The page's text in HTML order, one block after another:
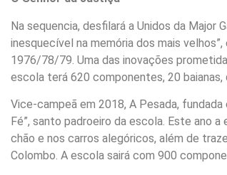
Na sequencia, desfilará a Unidos da Major
inesquecível na memória dos mais
1976/78/79. Uma das inovações
escola terá 620 componentes, 20
Vice-campeã em 2018, A Pesada,
Fé”, santo padroeiro da escola. Este ano
chão e nos carros alegóricos, além de
Colombo. A escola sairá com 900